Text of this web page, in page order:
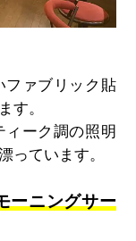
ファブリック貼
す。
ーク調の照明
っています。
ーニングサー